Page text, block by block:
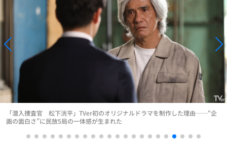
「潜入捜査官 松下洸平」TVer初のオリジナルドラマを制作した理由──“企
画の面白さ”に民放5局の一体感が生まれた